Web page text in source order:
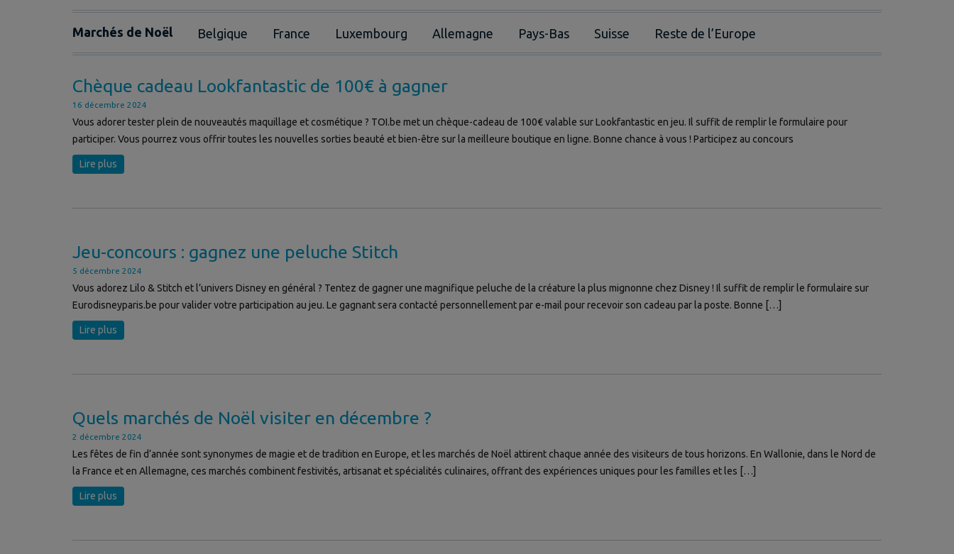
Marchés de Noël Belgique France Luxembourg Allemagne Pays-Bas Suisse Reste de l’Europe
Chèque cadeau Lookfantastic de 100€ à gagner
16 décembre 2024
Vous adorer tester plein de nouveautés maquillage et cosmétique ? TOI.be met un chèque-cadeau de 100€ valable sur Lookfantastic en jeu. Il suffit de remplir le formulaire pour
participer. Vous pourrez vous offrir toutes les nouvelles sorties beauté et bien-être sur la meilleure boutique en ligne. Bonne chance à vous ! Participez au concours
Lire plus
Jeu-concours : gagnez une peluche Stitch
5 décembre 2024
Vous adorez Lilo & Stitch et l’univers Disney en général ? Tentez de gagner une magnifique peluche de la créature la plus mignonne chez Disney ! Il suffit de remplir le formulaire sur
Eurodisneyparis.be pour valider votre participation au jeu. Le gagnant sera contacté personnellement par e-mail pour recevoir son cadeau par la poste. Bonne […]
Lire plus
Quels marchés de Noël visiter en décembre ?
2 décembre 2024
Les fêtes de fin d’année sont synonymes de magie et de tradition en Europe, et les marchés de Noël attirent chaque année des visiteurs de tous horizons. En Wallonie, dans le Nord de
la France et en Allemagne, ces marchés combinent festivités, artisanat et spécialités culinaires, offrant des expériences uniques pour les familles et les […]
Lire plus